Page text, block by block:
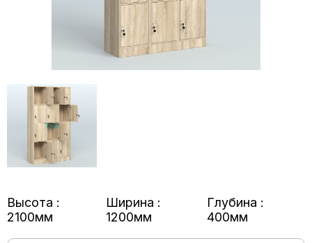
Высота :
2100мм
Ширина :
1200мм
Глубина :
400мм